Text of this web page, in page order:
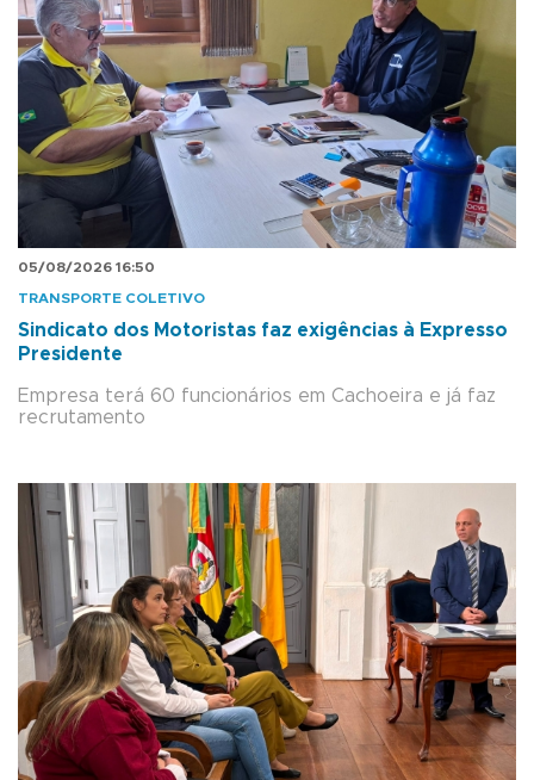
05/08/2026 16:50
TRANSPORTE COLETIVO
Sindicato dos Motoristas faz exigências à Expresso
Presidente
Empresa terá 60 funcionários em Cachoeira e já faz
recrutamento